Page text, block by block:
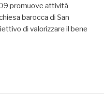
promuove attività
barocca di San
di valorizzare il bene